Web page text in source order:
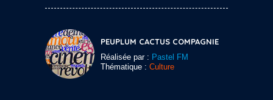
PEUPLUM CACTUS COMPAGNIE
Réalisée par : Pastel FM
Thématique : Culture